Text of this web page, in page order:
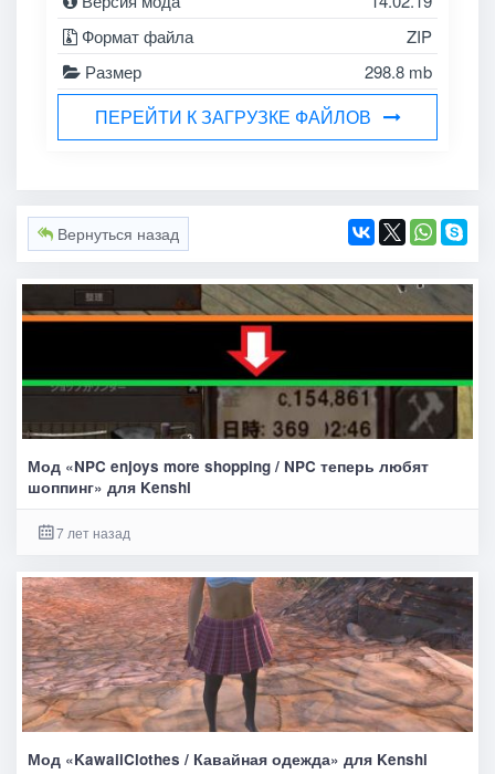
Формат файла
ZIP
Размер
298.8 mb
ПЕРЕЙТИ К ЗАГРУЗКЕ ФАЙЛОВ
Вернуться назад
Мод «NPC enjoys more shopping / NPC теперь любят
шоппинг» для Kenshi
7 лет назад
Мод «KawaiiClothes / Кавайная одежда» для Kenshi